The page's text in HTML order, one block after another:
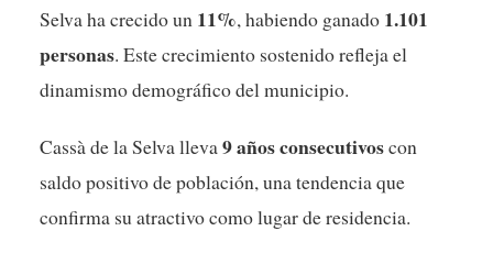
Selva ha crecido un 11%, habiendo ganado 1.101
personas. Este crecimiento sostenido refleja el
dinamismo demográfico del municipio.
Cassà de la Selva lleva9 años consecutivoscon
saldo positivo de población, una tendencia que
confirma su atractivo como lugar de residencia.